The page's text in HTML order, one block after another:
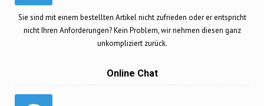
Sie sind mit einem bestellten Artikel nicht zufrieden oder er entspricht
nicht Ihren Anforderungen? Kein Problem, wir nehmen diesen ganz
unkompliziert zurück.
Online Chat